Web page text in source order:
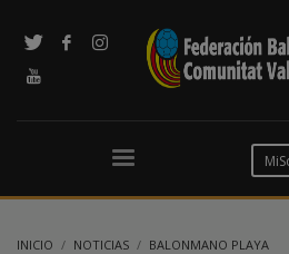
INICIO NOTICIAS
BALONMANO PLAYA